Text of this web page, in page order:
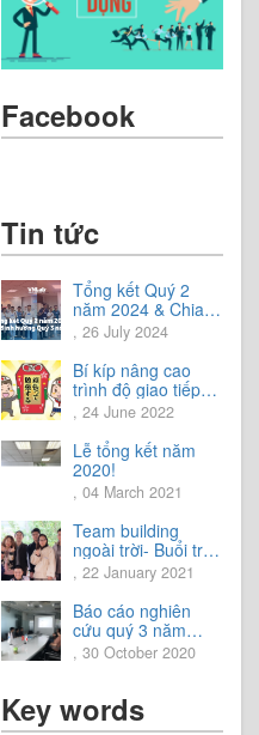
Facebook
Tin tức
Tổng kết Quý 2
năm 2024 & Chia
sẻ định hướng Quý
3 năm 2024
, 26 July 2024
Bí kíp nâng cao
trình độ giao tiếp
tiếng Nhật.
, 24 June 2022
Lễ tổng kết năm
2020!
, 04 March 2021
Team building
ngoài trời- Buổi trải
nghiệm tuyệt vời.
, 22 January 2021
Báo cáo nghiên
cứu quý 3 năm
2020
, 30 October 2020
Key words